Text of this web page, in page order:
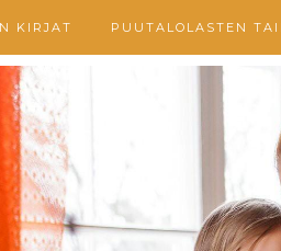
KIRJAT PUUTALOLASTEN